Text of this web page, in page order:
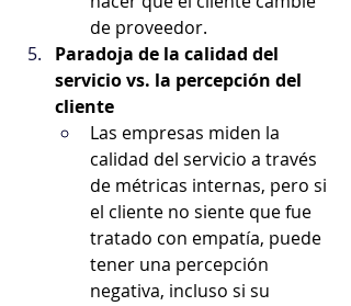
de proveedor.
Paradoja de la calidad del
servicio vs. la percepción del
cliente
Las empresas miden la
calidad del servicio a través
de métricas internas, pero si
el cliente no siente que fue
tratado con empatía, puede
tener una percepción
negativa, incluso si su